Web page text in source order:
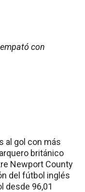
con
al gol con más
británico
Newport County
del fútbol inglés
desde 96,01